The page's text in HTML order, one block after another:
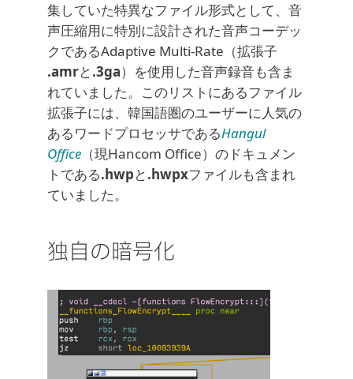
集していた特異なファイル形式として、音
声圧縮用に特別に設計された音声コーデッ
クであるAdaptive Multi-Rate（拡張子
.amrと.3ga）を使用した音声録音も含ま
れていました。このリストにあるファイル
拡張子には、韓国語圏のユーザーに人気の
あるワードプロセッサであるHangul
Office （現Hancom Office）のドキュメン
トである.hwpと.hwpxファイルも含まれ
ていました。
独自の暗号化